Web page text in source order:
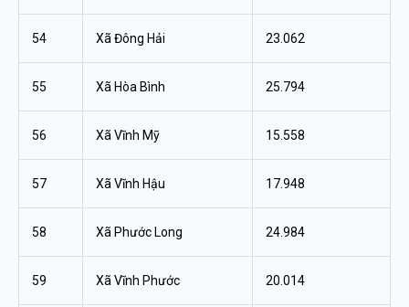
54 Xã Đông Hải 23.062
55 Xã Hòa Bình 25.794
56 Xã Vĩnh Mỹ 15.558
57 Xã Vĩnh Hậu 17.948
58 Xã Phước Long 24.984
59 Xã Vĩnh Phước 20.014